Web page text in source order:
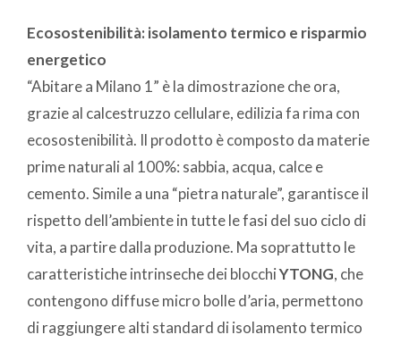
Ecosostenibilità: isolamento termico e risparmio
energetico
“Abitare a Milano 1” è la dimostrazione che ora,
grazie al calcestruzzo cellulare, edilizia fa rima con
ecosostenibilità. Il prodotto è composto da materie
prime naturali al 100%: sabbia, acqua, calce e
cemento. Simile a una “pietra naturale”, garantisce il
rispetto dell’ambiente in tutte le fasi del suo ciclo di
vita, a partire dalla produzione. Ma soprattutto le
caratteristiche intrinseche dei blocchiYTONG, che
contengono diffuse micro bolle d’aria, permettono
di raggiungere alti standard di isolamento termico